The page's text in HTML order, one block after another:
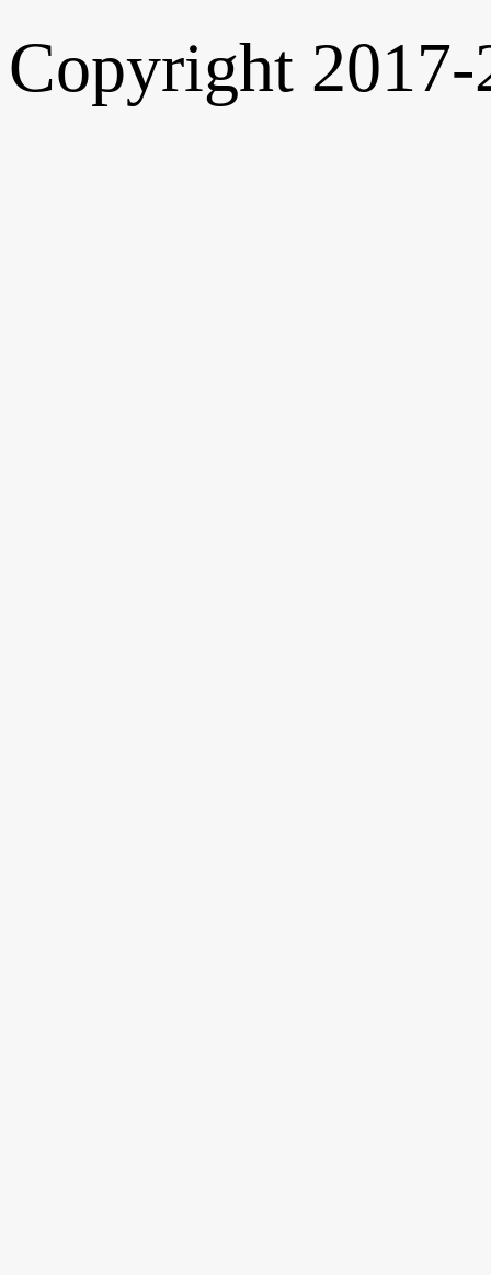
Copyright